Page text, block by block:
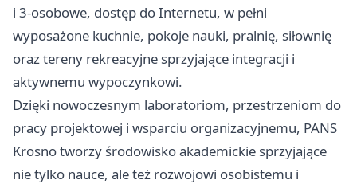
i 3-osobowe, dostęp do Internetu, w pełni
wyposażone kuchnie, pokoje nauki, pralnię, siłownię
oraz tereny rekreacyjne sprzyjające integracji i
aktywnemu wypoczynkowi.
Dzięki nowoczesnym laboratoriom, przestrzeniom do
pracy projektowej i wsparciu organizacyjnemu, PANS
Krosno tworzy środowisko akademickie sprzyjające
nie tylko nauce, ale też rozwojowi osobistemu i